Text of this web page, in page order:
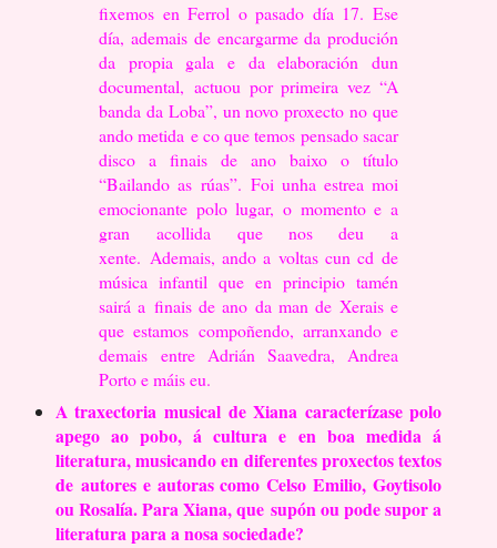
fixemos en Ferrol o pasado día 17. Ese
día, ademaisde encargarme da produción
da propia gala e da elaboración dun
documental, actuou por primeira vez “A
banda da Loba”, un novo proxecto no que
ando metida e co que temos pensado sacar
disco a finais de ano baixo o título
“Bailando asrúas”. Foi unha estrea moi
emocionante polo lugar, o momento e a
gran acollida que nos deu a
xente. Ademais, ando a voltas cun cd de
música infantil que en principio tamén
sairá a finais de ano da man de Xerais e
que estamos compoñendo, arranxando e
demaisentre Adrián Saavedra, Andrea
Porto e máis eu.
A traxectoria musical de Xiana caracterízase polo
apego ao pobo, á cultura een boa medida á
literatura, musicando en diferentes proxectos textos
de autores e autoras como Celso Emilio, Goytisolo
ou Rosalía. Para Xiana, que supón ou pode supor a
literatura para a nosa sociedade?